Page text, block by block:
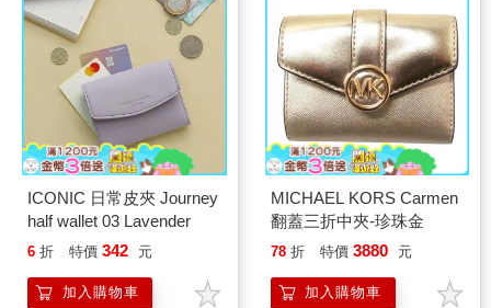
ICONIC 日常皮夾 Journey
half wallet 03 Lavender
6 折 特價 342 元
加入購物車
MICHAEL KORS Carmen
翻蓋三折中夾-珍珠金
78 折 特價 3880 元
加入購物車